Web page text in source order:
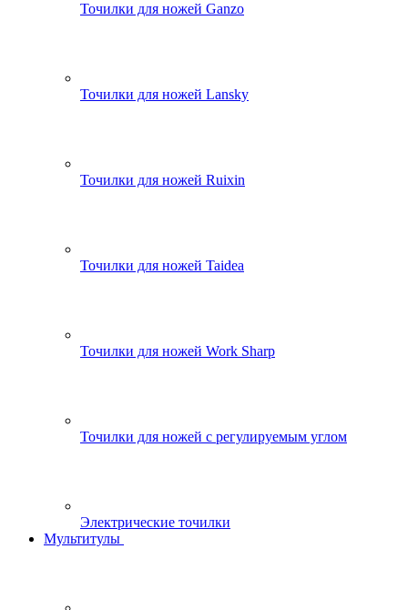
Точилки для ножей Ganzo
Точилки для ножей Lansky
Точилки для ножей Ruixin
Точилки для ножей Taidea
Точилки для ножей Work Sharp
Точилки для ножей с регулируемым углом
Электрические точилки
Мультитулы